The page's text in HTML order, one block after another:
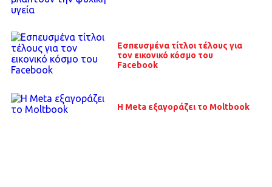
Εσπευσμένα τίτλοι τέλους για
τον εικονικό κόσμο του
Facebook
Η Meta εξαγοράζει το Moltbook